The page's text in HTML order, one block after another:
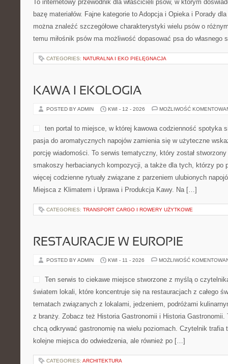
To internetowy przewodnik dla właścicieli psów, w którym
bazę materiałów. Fajne kategorie to Adopcja i Opieka i Porady
można znaleźć szczegółowe charakterystyki wielu psów o
temu miłośnik psów ma możliwość dopasować psa do
CATEGORIES: NATURALNA I EKO PIELĘGNACJA
KAWA I EKOLOGIA
POSTED BY ADMIN KWI - 12 - 2026 MOŻLIWOŚĆ
ten portal to miejsce, w której kawowa codzienność spotyka
pasja do aromatycznych napojów zamienia się w użyteczne
porcję wiadomości. To serwis tematyczny, który został stworzony
smakoszy herbacianych kompozycji, a także dla tych, którzy po
więcej codzienne rytuały związane z parzeniem ulubionych
Miejsca z Klimatem i Uprawa i Produkcja Kawy. Na […]
CATEGORIES: TRANSPORT CARGO I ROWERY UŻYTKOWE
RESTAURACJE W EUROPIE
POSTED BY ADMIN KWI - 11 - 2026 MOŻLIWOŚĆ
Ten serwis to ciekawe miejsce stworzone z myślą o
światem lokali, które koncentruje się na restauracjach z całego
tematach związanych z lokalami, jedzeniem, podróżami
z branży. Zobacz też Historia Gastronomii i Historia Gastronomii.
chcą odkrywać gastronomię na wielu poziomach. Czytelnik trafia
kolejne miejsca do odwiedzenia, ale również po […]
CATEGORIES: ARCHITEKTURA